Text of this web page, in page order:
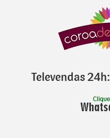
Televendas 24h: